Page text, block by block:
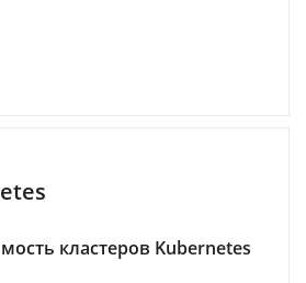
кластеров Kubernetes